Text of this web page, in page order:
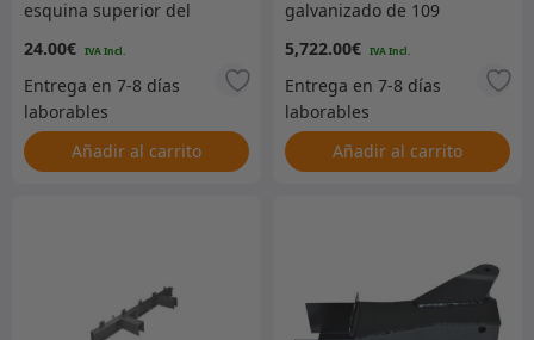
esquina superior del
24.00€
Añadir al carrito
galvanizado de 109
5,722.00€
Añadir al carrito